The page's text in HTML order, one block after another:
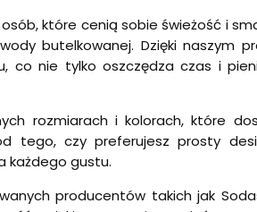
które cenią sobie świeżość i
butelkowanej. Dzięki naszym
co nie tylko oszczędza czas i
rozmiarach i kolorach, które
tego, czy preferujesz prosty
każdego gustu.
producentów takich jak